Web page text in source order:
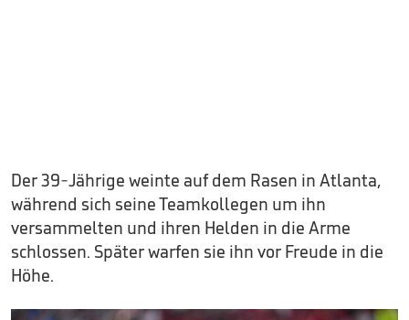
Der 39-Jährige weinte auf dem Rasen in Atlanta,
während sich seine Teamkollegen um ihn
versammelten und ihren Helden in die Arme
schlossen. Später warfen sie ihn vor Freude in die
Höhe.